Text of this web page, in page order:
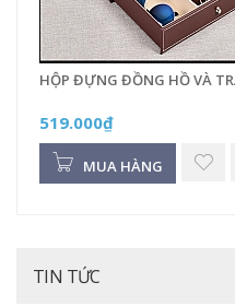
HỘP ĐỰNG ĐỒNG HỒ VÀ
519.000₫
MUA HÀNG
TIN TỨC